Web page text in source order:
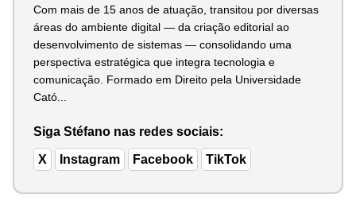
Com mais de 15 anos de atuação, transitou por diversas
áreas do ambiente digital — da criação editorial ao
desenvolvimento de sistemas — consolidando uma
perspectiva estratégica que integra tecnologia e
comunicação. Formado em Direito pela Universidade
Cató...
Siga Stéfano nas redes sociais:
X Instagram Facebook TikTok